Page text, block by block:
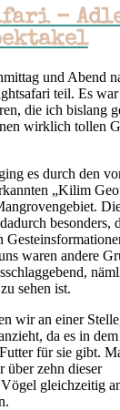
–
und Abend
teil. Es war
die ich bislang
wirklich tollen
es durch den
„Kilim
besonders,
waren andere
sehen ist.
wir an einer
da es in dem
für sie gibt.
über zehn dieser
gleichzeitig